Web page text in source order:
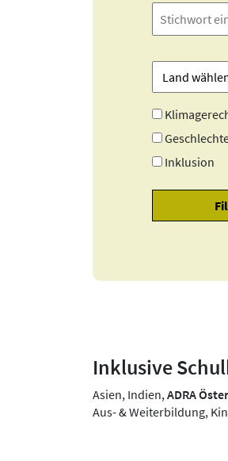
Inklusion
Inklusive
Asien, Indien,ADRA
Aus- & Weiterbildung,